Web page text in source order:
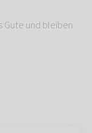
Gute und bleiben